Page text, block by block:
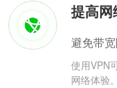
提高
避免带
使用VPN
网络体验。